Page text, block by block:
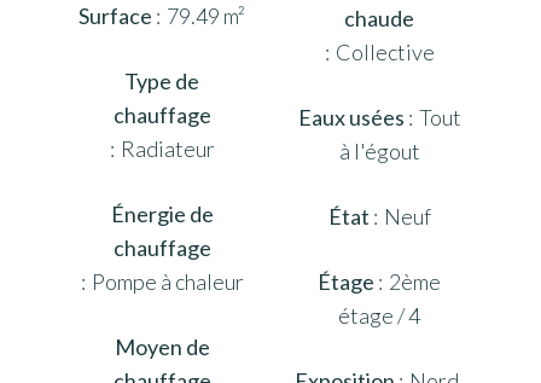
Surface 79.49 m²
Type de
chauffage
Radiateur
Énergie de
chauffage
Pompe à chaleur
Moyen de
chaude
Collective
Eaux usées Tout
à l'égout
État Neuf
Étage
2ème
étage / 4